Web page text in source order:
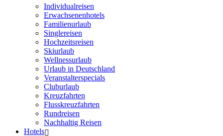
Individualreisen
Erwachsenenhotels
Familienurlaub
Singlereisen
Hochzeitsreisen
Skiurlaub
Wellnessurlaub
Urlaub in Deutschland
Veranstalterspecials
Cluburlaub
Kreuzfahrten
Flusskreuzfahrten
Rundreisen
Nachhaltig Reisen
Hotels